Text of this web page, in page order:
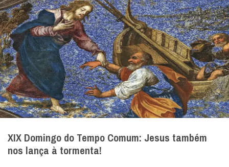
XIX Domingo do Tempo Comum: Jesus também
nos lança à tormenta!